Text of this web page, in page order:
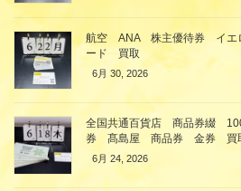
航空 ANA 株主優待券 イ
ード 買取
6月 30, 2026
全国共通百貨店 商品券綴
券 髙島屋 商品券 金券 買
6月 24, 2026